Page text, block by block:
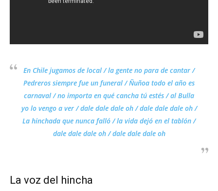
En Chile jugamos de local / la gente no para de cantar /
Pedreros siempre fue un funeral / Ñuñoa todo el año es
carnaval / no importa en qué cancha tú estés / al Bulla
yo lo vengo a ver / dale dale dale oh / dale dale dale oh /
La hinchada que nunca falló / la vida dejó en el tablón /
dale dale dale oh / dale dale dale oh
La voz del hincha